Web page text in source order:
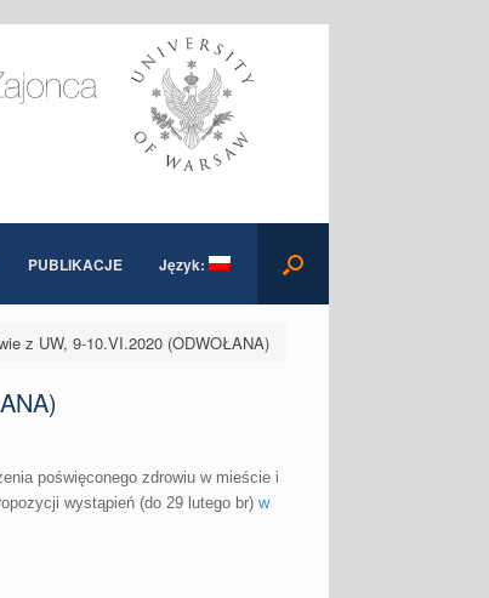
PUBLIKACJE Język:
z UW, 9-10.VI.2020 (ODWOŁANA)
poświęconego zdrowiu w mieście i
wystąpień (do 29 lutego br) w